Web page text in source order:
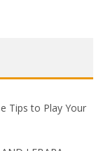
Tips to Play Your